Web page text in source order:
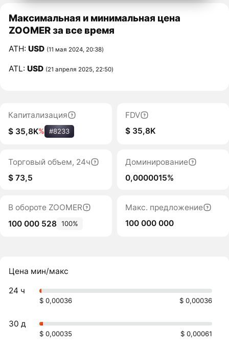
Максимальная и минимальная цена
ZOOMER за все время
ATH:USD (11 мая 2024, 20:38)
ATL:USD (21 апреля 2025, 22:50)
Капитализация
$ 35,8K% #8233
FDV
$ 35,8K
Торговый объем, 24ч
$ 73,5
Доминирование
0,0000015%
В обороте ZOOMER
100 000 528 100%
Макс. предложение
100 000 000
Цена мин/макс
24 ч
$ 0,00036 $ 0,00036
30 д
$ 0,00035 $ 0,00061